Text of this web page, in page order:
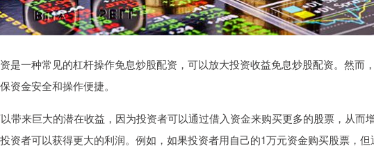
是一种常见的杠杆操作免息炒股配资，可以放大投资收益免息炒股配资。然而
资金安全和操作便捷。
带来巨大的潜在收益，因为投资者可以通过借入资金来购买更多的股票，从而
资者可以获得更大的利润。例如，如果投资者用自己的1万元资金购买股票，